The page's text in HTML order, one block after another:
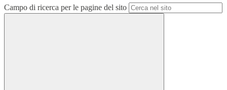
Campo di ricerca per le pagine del sito